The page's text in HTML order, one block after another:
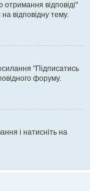
відповіді"
відповідну тему.
"Підписатись
форуму.
і натисніть на